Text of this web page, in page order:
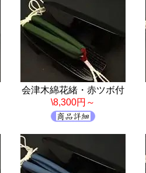
会津木綿花緒・赤ツボ付
\8,300円～